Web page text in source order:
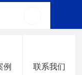
例 联系我们